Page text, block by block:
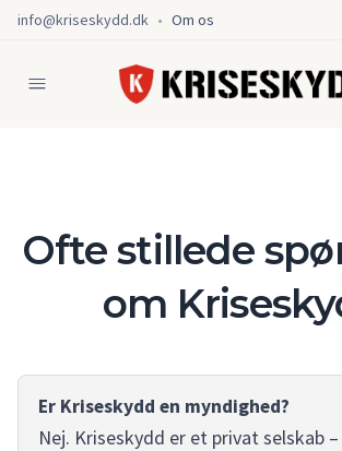
info@kriseskydd.dk • Om os
Ofte stillede
om
Er Kriseskydd en myndighed?
Nej. Kriseskydd er et privat selskab –